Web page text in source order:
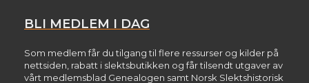
BLI MEDLEM I DAG
Som medlem får du tilgang til flere ressurser og kilder på
nettsiden, rabatt i slektsbutikken og får tilsendt utgaver av
vårt medlemsblad Genealogen samt Norsk Slektshistorisk